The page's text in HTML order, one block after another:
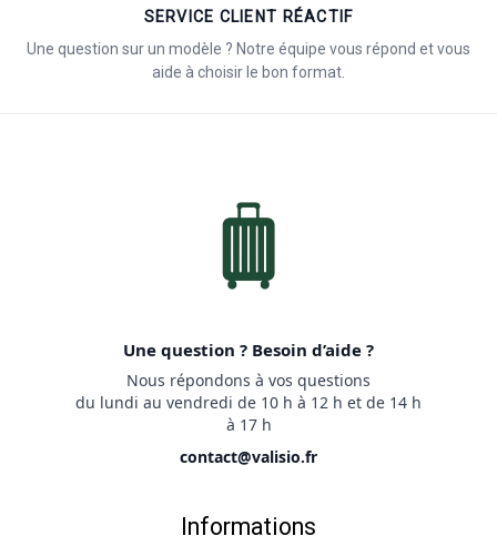
SERVICE CLIENT RÉACTIF
Une question sur un modèle ? Notre équipe vous répond et vous
aide à choisir le bon format.
Une question ? Besoin d’aide ?
Nous répondons à vos questions
du lundi au vendredi de 10 h à 12 h et de 14 h
à 17 h
contact@valisio.fr
Informations